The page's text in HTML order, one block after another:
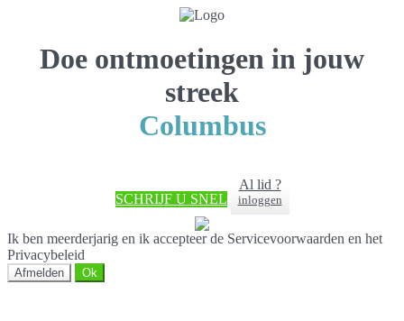
Doe ontmoetingen in jouw
streek
Columbus
SCHRIJF U SNEL
Al lid ?
inloggen
Ik ben meerderjarig en ik accepteer de Servicevoorwaarden en het
Privacybeleid
Afmelden Ok